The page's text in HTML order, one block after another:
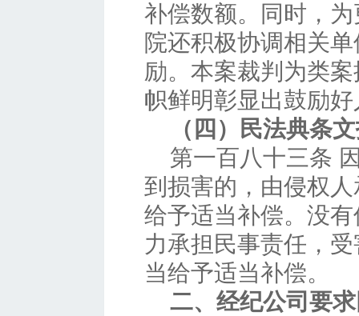
补偿数额。同时，
院还积极协调相关
励。本案裁判为类
帜鲜明彰显出鼓励
（四）民法典条
第一百八十三条
到损害的，由侵权
给予适当补偿。没
力承担民事责任，
当给予适当补偿。
二、经纪公司要